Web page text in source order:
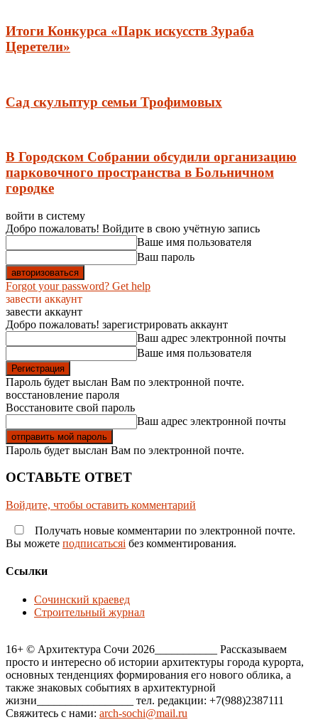
Итоги Конкурса «Парк искусств Зураба
Церетели»
Сад скульптур семьи Трофимовых
В Городском Собрании обсудили организацию
парковочного пространства в Больничном
городке
войти в систему
Добро пожаловать! Войдите в свою учётную запись
Ваше имя пользователя
Ваш пароль
Forgot your password? Get help
завести аккаунт
завести аккаунт
Добро пожаловать! зарегистрировать аккаунт
Ваш адрес электронной почты
Ваше имя пользователя
Пароль будет выслан Вам по электронной почте.
восстановление пароля
Восстановите свой пароль
Ваш адрес электронной почты
Пароль будет выслан Вам по электронной почте.
ОСТАВЬТЕ ОТВЕТ
Войдите, чтобы оставить комментарий
Получать новые комментарии по электронной почте.
Вы можете подписатьсяi без комментирования.
Ссылки
Сочинский краевед
Строительный журнал
16+ © Архитектура Сочи 2026___________ Рассказываем
просто и интересно об истории архитектуры города курорта,
основных тенденциях формирования его нового облика, а
также знаковых событиях в архитектурной
жизни_________________ тел. редакции: +7(988)2387111
Свяжитесь с нами: arch-sochi@mail.ru